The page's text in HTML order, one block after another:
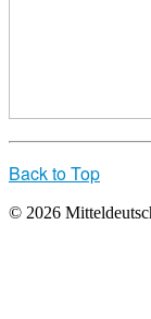
Back to Top
© 2026